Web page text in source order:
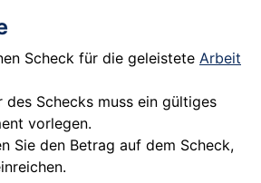
Scheck für die geleistete Arbeit
des Schecks muss ein gültiges
vorlegen.
Sie den Betrag auf dem Scheck,